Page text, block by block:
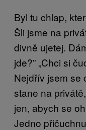
Byl tu chlap,
Šli jsme na
divně ujetej.
jde?” „Chci si
Nejdřív jsem se
stane na
jen, abych se
Jedno